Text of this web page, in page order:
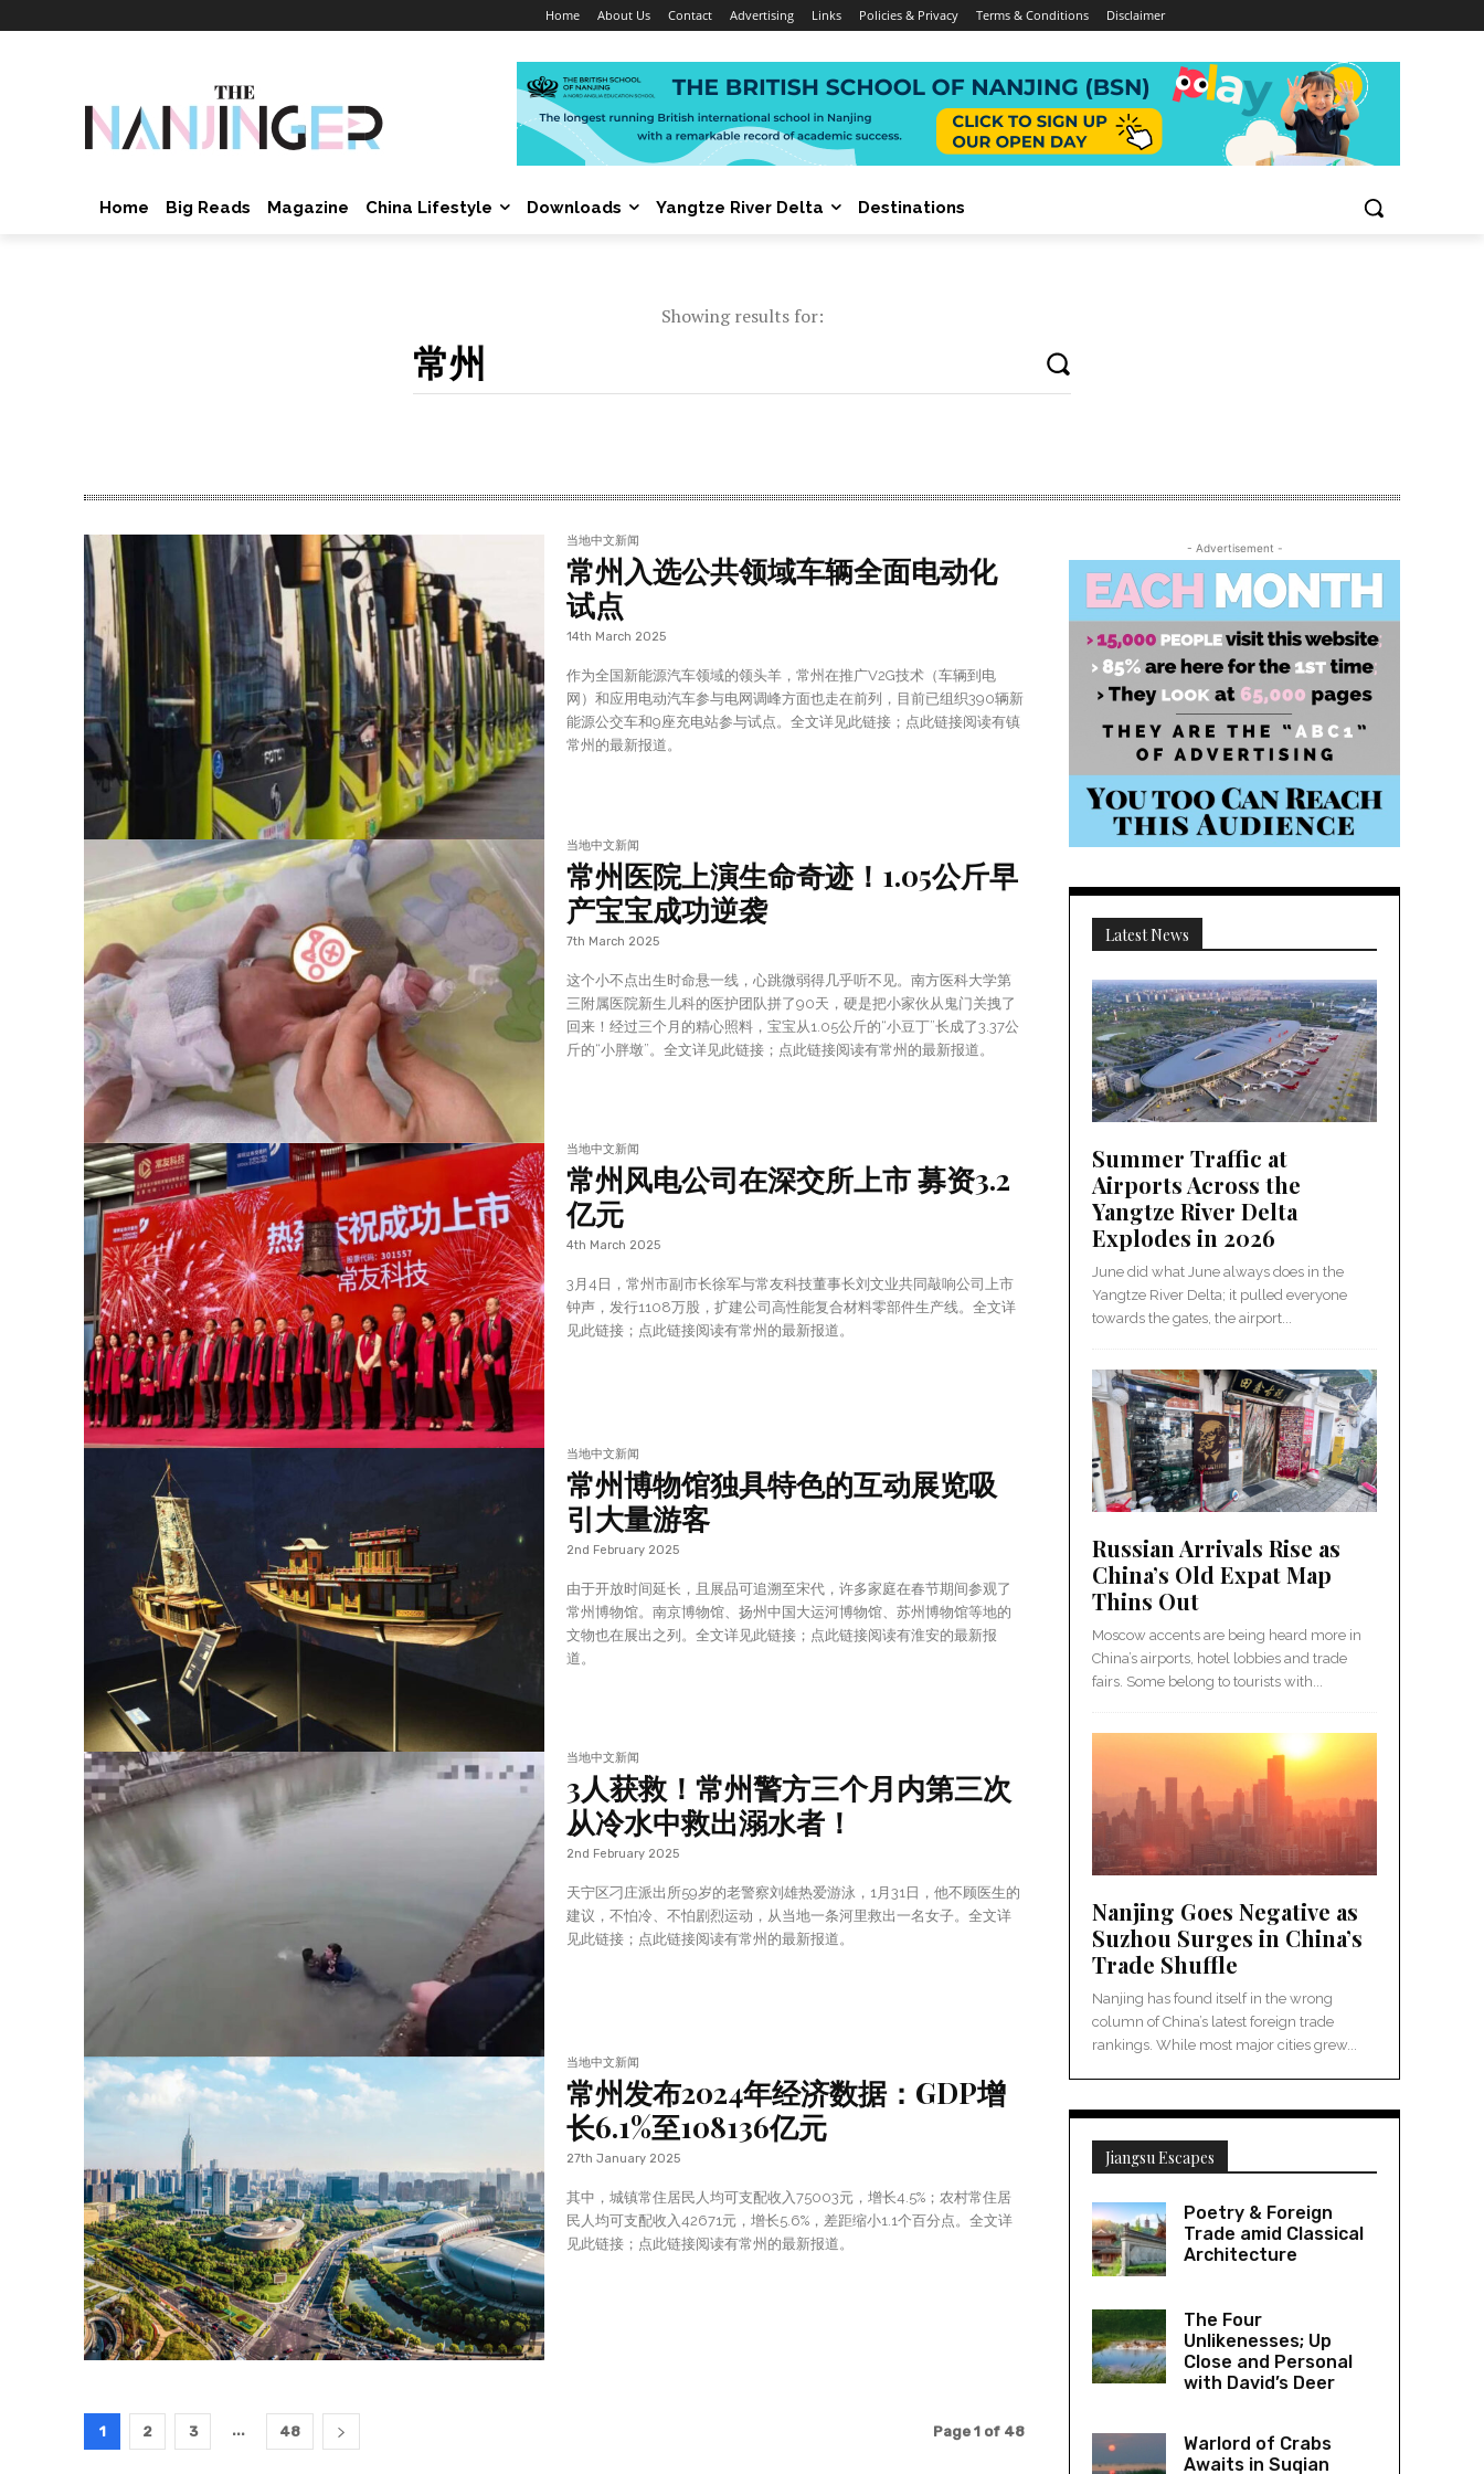
Home About Us Contact Advertising Links Policies & Privacy Terms & Conditions Disclaimer
Home Big Reads Magazine China Lifestyle Downloads Yangtze River Delta Destinations
Showing results for:
当地中文新闻
常州入选公共领域车辆全面电动化
试点
14th March 2025
作为全国新能源汽车领域的领头羊，常州在推广V2G技术（车辆到电
网）和应用电动汽车参与电网调峰方面也走在前列，目前已组织390辆新
能源公交车和9座充电站参与试点。全文详见此链接；点此链接阅读有镇
常州的最新报道。
当地中文新闻
常州医院上演生命奇迹！1.05公斤早
产宝宝成功逆袭
7th March 2025
这个小不点出生时命悬一线，心跳微弱得几乎听不见。南方医科大学第
三附属医院新生儿科的医护团队拼了90天，硬是把小家伙从鬼门关拽了
回来！经过三个月的精心照料，宝宝从1.05公斤的“小豆丁”长成了3.37公
斤的“小胖墩”。全文详见此链接；点此链接阅读有常州的最新报道。
当地中文新闻
常州风电公司在深交所上市 募资3.2
亿元
4th March 2025
3月4日，常州市副市长徐军与常友科技董事长刘文业共同敲响公司上市
钟声，发行1108万股，扩建公司高性能复合材料零部件生产线。全文详
见此链接；点此链接阅读有常州的最新报道。
当地中文新闻
常州博物馆独具特色的互动展览吸
引大量游客
2nd February 2025
由于开放时间延长，且展品可追溯至宋代，许多家庭在春节期间参观了
常州博物馆。南京博物馆、扬州中国大运河博物馆、苏州博物馆等地的
文物也在展出之列。全文详见此链接；点此链接阅读有淮安的最新报
道。
当地中文新闻
3人获救！常州警方三个月内第三次
从冷水中救出溺水者！
2nd February 2025
天宁区刁庄派出所59岁的老警察刘雄热爱游泳，1月31日，他不顾医生的
建议，不怕冷、不怕剧烈运动，从当地一条河里救出一名女子。全文详
见此链接；点此链接阅读有常州的最新报道。
当地中文新闻
常州发布2024年经济数据：GDP增
长6.1%至108136亿元
27th January 2025
其中，城镇常住居民人均可支配收入75003元，增长4.5%；农村常住居
民人均可支配收入42671元，增长5.6%，差距缩小1.1个百分点。全文详
见此链接；点此链接阅读有常州的最新报道。
1 2 3 ... 48 Page 1 of 48
- Advertisement -
Latest News
Summer Traffic at
Airports Across the
Yangtze River Delta
Explodes in 2026
June did what June always does in the
Yangtze River Delta; it pulled everyone
towards the gates, the airport...
Russian Arrivals Rise as
China’s Old Expat Map
Thins Out
Moscow accents are being heard more in
China’s airports, hotel lobbies and trade
fairs. Some belong to tourists with...
Nanjing Goes Negative as
Suzhou Surges in China’s
Trade Shuffle
Nanjing has found itself in the wrong
column of China’s latest foreign trade
rankings. While most major cities grew...
Jiangsu Escapes
Poetry & Foreign
Trade amid Classical
Architecture
The Four
Unlikenesses; Up
Close and Personal
with David’s Deer
Warlord of Crabs
Awaits in Suqian